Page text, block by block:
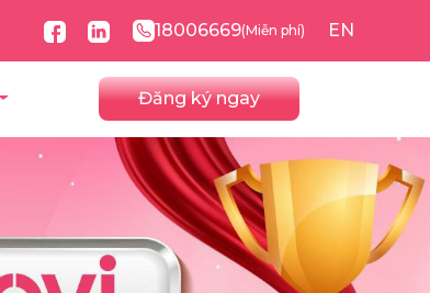
18006669(Miễn phí) EN
Đăng ký ngay